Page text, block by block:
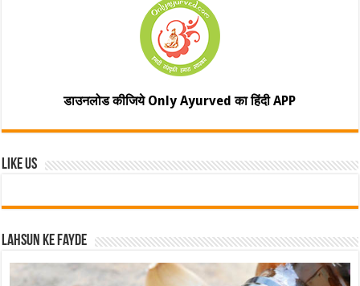
डाउनलोड कीजिये Only Ayurved का हिंदी APP
Like Us
Lahsun ke fayde